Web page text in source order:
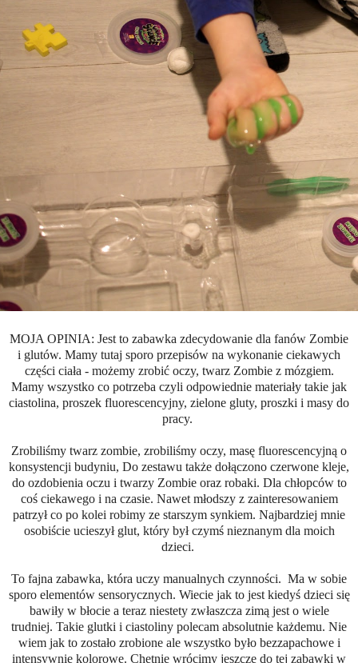
MOJA OPINIA: Jest to zabawka zdecydowanie dla fanów Zombie
i glutów. Mamy tutaj sporo przepisów na wykonanie ciekawych
części ciała - możemy zrobić oczy, twarz Zombie z mózgiem.
Mamy wszystko co potrzeba czyli odpowiednie materiały takie jak
ciastolina, proszek fluorescencyjny, zielone gluty, proszki i masy do
pracy.
Zrobiliśmy twarz zombie, zrobiliśmy oczy, masę fluorescencyjną o
konsystencji budyniu, Do zestawu także dołączono czerwone kleje,
do ozdobienia oczu i twarzy Zombie oraz robaki. Dla chłopców to
coś ciekawego i na czasie. Nawet młodszy z zainteresowaniem
patrzył co po kolei robimy ze starszym synkiem. Najbardziej mnie
osobiście ucieszył glut, który był czymś nieznanym dla moich
dzieci.
To fajna zabawka, która uczy manualnych czynności. Ma w sobie
sporo elementów sensorycznych. Wiecie jak to jest kiedyś dzieci się
bawiły w błocie a teraz niestety zwłaszcza zimą jest o wiele
trudniej. Takie glutki i ciastoliny polecam absolutnie każdemu. Nie
wiem jak to zostało zrobione ale wszystko było bezzapachowe i
intensywnie kolorowe. Chętnie wrócimy jeszcze do tej zabawki w